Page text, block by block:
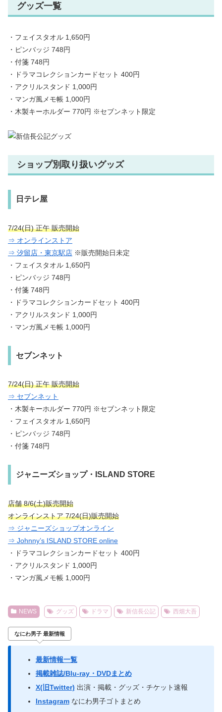
グッズ一覧
・フェイスタオル 1,650円
・ピンバッジ 748円
・付箋 748円
・ドラマコレクションカードセット 400円
・アクリルスタンド 1,000円
・マンガ風メモ帳 1,000円
・木製キーホルダー 770円 ※セブンネット限定
ショップ別取り扱いグッズ
日テレ屋
7/24(日) 正午 販売開始
⇒ オンラインストア
⇒ 汐留店・東京駅店 ※販売開始日未定
・フェイスタオル 1,650円
・ピンバッジ 748円
・付箋 748円
・ドラマコレクションカードセット 400円
・アクリルスタンド 1,000円
・マンガ風メモ帳 1,000円
セブンネット
7/24(日) 正午 販売開始
⇒ セブンネット
・木製キーホルダー 770円 ※セブンネット限定
・フェイスタオル 1,650円
・ピンバッジ 748円
・付箋 748円
ジャニーズショップ・ISLAND STORE
店舗 8/6(土)販売開始
オンラインストア 7/24(日)販売開始
⇒ ジャニーズショップオンライン
⇒ Johnny’s ISLAND STORE online
・ドラマコレクションカードセット 400円
・アクリルスタンド 1,000円
・マンガ風メモ帳 1,000円
NEWS グッズ ドラマ 新信長公記 西畑大吾
なにわ男子 最新情報
最新情報一覧
掲載雑誌/Blu-ray・DVDまとめ
X(旧Twitter) 出演・掲載・グッズ・チケット速報
Instagramなにわ男子ゴトまとめ